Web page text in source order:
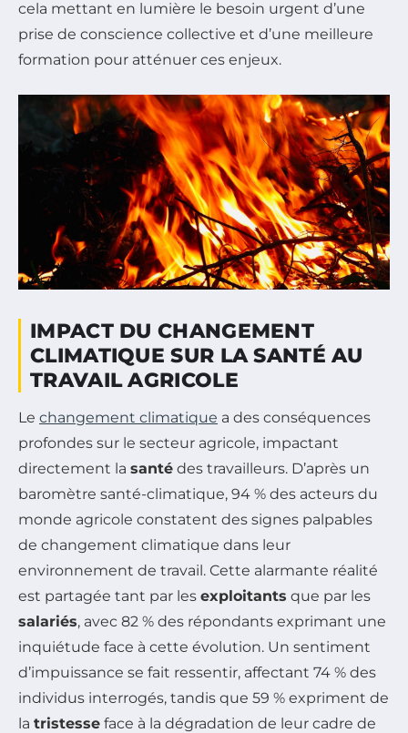
cela mettant en lumière le besoin urgent d’une
prise de conscience collective et d’une meilleure
formation pour atténuer ces enjeux.
IMPACT DU CHANGEMENT
CLIMATIQUE SUR LA SANTÉ AU
TRAVAIL AGRICOLE
Le changement climatique a des conséquences
profondes sur le secteur agricole, impactant
directement la santé des travailleurs. D’après un
baromètre santé-climatique, 94 % des acteurs du
monde agricole constatent des signes palpables
de changement climatique dans leur
environnement de travail. Cette alarmante réalité
est partagée tant par les exploitants que par les
salariés, avec 82 % des répondants exprimant une
inquiétude face à cette évolution. Un sentiment
d’impuissance se fait ressentir, affectant 74 % des
individus interrogés, tandis que 59 % expriment de
la tristesse face à la dégradation de leur cadre de